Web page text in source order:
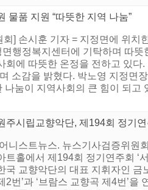
물품 지원 “따뜻한 지역 나눔”
] 손시훈 기자 = 지정면에 위
행정복지센터에 기탁하며 따
회에 따뜻한 온정을 전하고 있
소감을 밝혔다. 박노영 지정면
나눔이 지역사회의 큰 힘이 되
주시립교향악단, 제194회 정기
니스트뉴스. 뉴스기사검증위원
트홀에서 제194회 정기연주회 ‘
국 교향악단의 대표 지휘자인 금
2번’과 ‘브람스 교향곡 제4번’